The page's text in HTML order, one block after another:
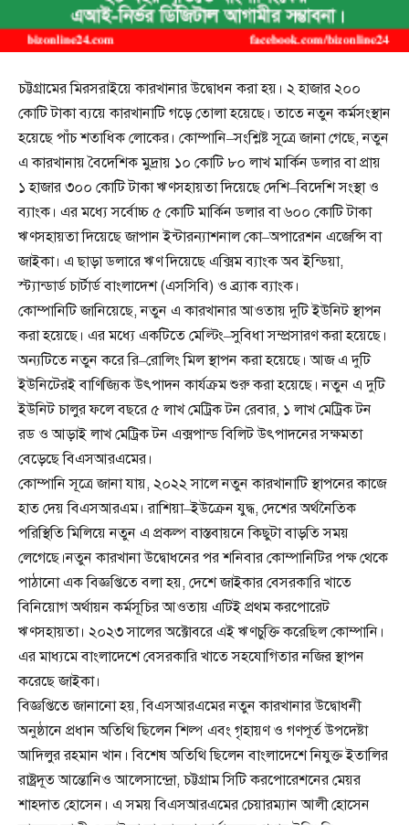
চট্টগ্রামের মিরসরাইয়ে কারখানার উদ্বোধন করা হয়। ২ হাজার ২০০
কোটি টাকা ব্যয়ে কারখানাটি গড়ে তোলা হয়েছে। তাতে নতুন কর্মসংস্থান
হয়েছে পাঁচ শতাধিক লোকের। কোম্পানি–সংশ্লিষ্ট সূত্রে জানা গেছে, নতুন
এ কারখানায় বৈদেশিক মুদ্রায় ১০ কোটি ৮০ লাখ মার্কিন ডলার বা প্রায়
১ হাজার ৩০০ কোটি টাকা ঋণসহায়তা দিয়েছে দেশি–বিদেশি সংস্থা ও
ব্যাংক। এর মধ্যে সর্বোচ্চ ৫ কোটি মার্কিন ডলার বা ৬০০ কোটি টাকা
ঋণসহায়তা দিয়েছে জাপান ইন্টারন্যাশনাল কো–অপারেশন এজেন্সি বা
জাইকা। এ ছাড়া ডলারে ঋণ দিয়েছে এক্সিম ব্যাংক অব ইন্ডিয়া,
স্ট্যান্ডার্ড চার্টার্ড বাংলাদেশ (এসসিবি) ও ব্র্যাক ব্যাংক।
কোম্পানিটি জানিয়েছে, নতুন এ কারখানার আওতায় দুটি ইউনিট স্থাপন
করা হয়েছে। এর মধ্যে একটিতে মেল্টিং–সুবিধা সম্প্রসারণ করা হয়েছে।
অন্যটিতে নতুন করে রি–রোলিং মিল স্থাপন করা হয়েছে। আজ এ দুটি
ইউনিটেরই বাণিজ্যিক উৎপাদন কার্যক্রম শুরু করা হয়েছে। নতুন এ দুটি
ইউনিট চালুর ফলে বছরে ৫ লাখ মেট্রিক টন রেবার, ১ লাখ মেট্রিক টন
রড ও আড়াই লাখ মেট্রিক টন এক্সপান্ড বিলিট উৎপাদনের সক্ষমতা
বেড়েছে বিএসআরএমের।
কোম্পানি সূত্রে জানা যায়, ২০২২ সালে নতুন কারখানাটি স্থাপনের কাজে
হাত দেয় বিএসআরএম। রাশিয়া–ইউক্রেন যুদ্ধ, দেশের অর্থনৈতিক
পরিস্থিতি মিলিয়ে নতুন এ প্রকল্প বাস্তবায়নে কিছুটা বাড়তি সময়
লেগেছে।নতুন কারখানা উদ্বোধনের পর শনিবার কোম্পানিটির পক্ষ থেকে
পাঠানো এক বিজ্ঞপ্তিতে বলা হয়, দেশে জাইকার বেসরকারি খাতে
বিনিয়োগ অর্থায়ন কর্মসূচির আওতায় এটিই প্রথম করপোরেট
ঋণসহায়তা। ২০২৩ সালের অক্টোবরে এই ঋণচুক্তি করেছিল কোম্পানি।
এর মাধ্যমে বাংলাদেশে বেসরকারি খাতে সহযোগিতার নজির স্থাপন
করেছে জাইকা।
বিজ্ঞপ্তিতে জানানো হয়, বিএসআরএমের নতুন কারখানার উদ্বোধনী
অনুষ্ঠানে প্রধান অতিথি ছিলেন শিল্প এবং গৃহায়ণ ও গণপূর্ত উপদেষ্টা
আদিলুর রহমান খান। বিশেষ অতিথি ছিলেন বাংলাদেশে নিযুক্ত ইতালির
রাষ্ট্রদূত আন্তোনিও আলেসান্দ্রো, চট্টগ্রাম সিটি করপোরেশনের মেয়র
শাহদাত হোসেন। এ সময় বিএসআরএমের চেয়ারম্যান আলী হোসেন